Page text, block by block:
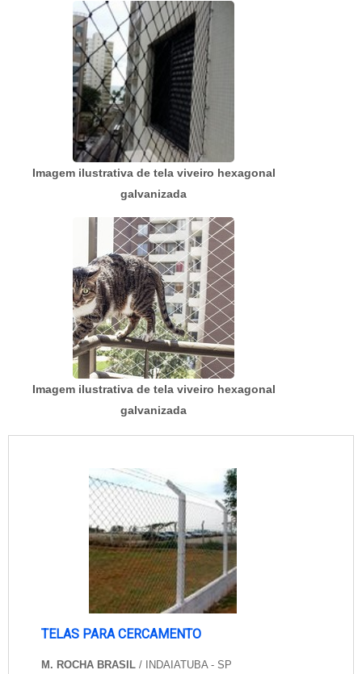
do Brasil.OUTRAS INFORMAÇÕES SOBRE
TELA VIVEIRO PLÁSTICAHá muitas maneiras
eficientes ...
Imagem ilustrativa de tela viveiro hexagonal
galvanizada
Imagem ilustrativa de tela viveiro hexagonal
galvanizada
TELAS PARA CERCAMENTO
M. ROCHA BRASIL / INDAIATUBA - SP